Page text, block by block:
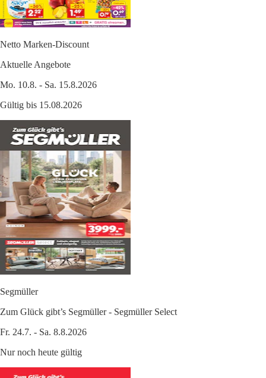
Netto Marken-Discount
Aktuelle Angebote
Mo. 10.8. - Sa. 15.8.2026
Gültig bis 15.08.2026
Segmüller
Zum Glück gibt’s Segmüller - Segmüller Select
Fr. 24.7. - Sa. 8.8.2026
Nur noch heute gültig